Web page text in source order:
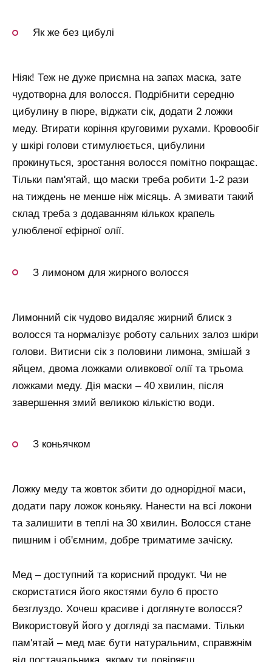
Як же без цибулі
Ніяк! Теж не дуже приємна на запах маска, зате
чудотворна для волосся. Подрібнити середню
цибулину в пюре, віджати сік, додати 2 ложки
меду. Втирати коріння круговими рухами. Кровообіг
у шкірі голови стимулюється, цибулини
прокинуться, зростання волосся помітно покращає.
Тільки пам'ятай, що маски треба робити 1-2 рази
на тиждень не менше ніж місяць. А змивати такий
склад треба з додаванням кількох крапель
улюбленої ефірної олії.
З лимоном для жирного волосся
Лимонний сік чудово видаляє жирний блиск з
волосся та нормалізує роботу сальних залоз шкіри
голови. Витисни сік з половини лимона, змішай з
яйцем, двома ложками оливкової олії та трьома
ложками меду. Дія маски – 40 хвилин, після
завершення змий великою кількістю води.
З коньячком
Ложку меду та жовток збити до однорідної маси,
додати пару ложок коньяку. Нанести на всі локони
та залишити в теплі на 30 хвилин. Волосся стане
пишним і об'ємним, добре триматиме зачіску.
Мед – доступний та корисний продукт. Чи не
скористатися його якостями було б просто
безглуздо. Хочеш красиве і доглянуте волосся?
Використовуй його у догляді за пасмами. Тільки
пам'ятай – мед має бути натуральним, справжнім